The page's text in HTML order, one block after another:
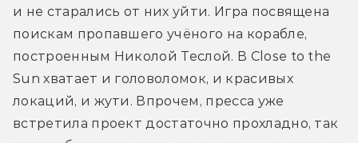
и не старались от них уйти. Игра посвящена
поискам пропавшего учёного на корабле,
построенным Николой Теслой. В Close to the
Sun хватает и головоломок, и красивых
локаций, и жути. Впрочем, пресса уже
встретила проект достаточно прохладно, так